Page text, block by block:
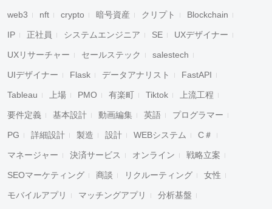
web3 nft crypto 暗号資産 クリプト Blockchain
IP 正社員 システムエンジニア SE UXデザイナー
UXリサーチャー セールステック salestech
UIデザイナー Flask データアナリスト FastAPI
Tableau 上場 PMO 有楽町 Tiktok 上流工程
要件定義 基本設計 動画編集 英語 プログラマー
PG 詳細設計 製造 設計 WEBシステム C＃
マネージャー 決済サービス オンライン 戦略立案
SEOマーケティング 商談 リクルーティング 女性
モバイルアプリ マッチングアプリ 分析基盤